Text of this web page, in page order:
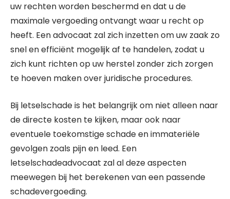
uw rechten worden beschermd en dat u de
maximale vergoeding ontvangt waar u recht op
heeft. Een advocaat zal zich inzetten om uw zaak zo
snel en efficiënt mogelijk af te handelen, zodat u
zich kunt richten op uw herstel zonder zich zorgen
te hoeven maken over juridische procedures.
Bij letselschade is het belangrijk om niet alleen naar
de directe kosten te kijken, maar ook naar
eventuele toekomstige schade en immateriële
gevolgen zoals pijn en leed. Een
letselschadeadvocaat zal al deze aspecten
meewegen bij het berekenen van een passende
schadevergoeding.